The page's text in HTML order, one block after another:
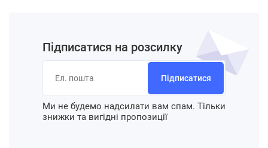
Підписатися на розсилку
Підписатися
Ми не будемо надсилати вам спам. Тільки
знижки та вигідні пропозиції